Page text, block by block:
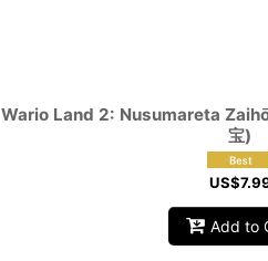
Wario Land 2: Nusumareta
宝)
US$
Add to